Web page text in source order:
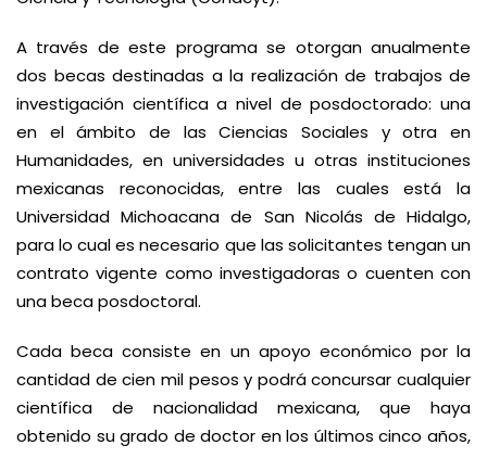
A través de este programa se otorgan anualmente
dos becas destinadas a la realización de trabajos de
investigación científica a nivel de posdoctorado: una
en el ámbito de las Ciencias Sociales y otra en
Humanidades, en universidades u otras instituciones
mexicanas reconocidas, entre las cuales está la
Universidad Michoacana de San Nicolás de Hidalgo,
para lo cual es necesario que las solicitantes tengan un
contrato vigente como investigadoras o cuenten con
una beca posdoctoral.
Cada beca consiste en un apoyo económico por la
cantidad de cien mil pesos y podrá concursar cualquier
científica de nacionalidad mexicana, que haya
obtenido su grado de doctor en los últimos cinco años,